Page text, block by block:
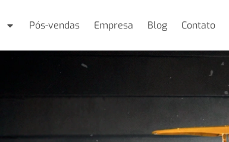
Pós-vendas Empresa Blog Contato